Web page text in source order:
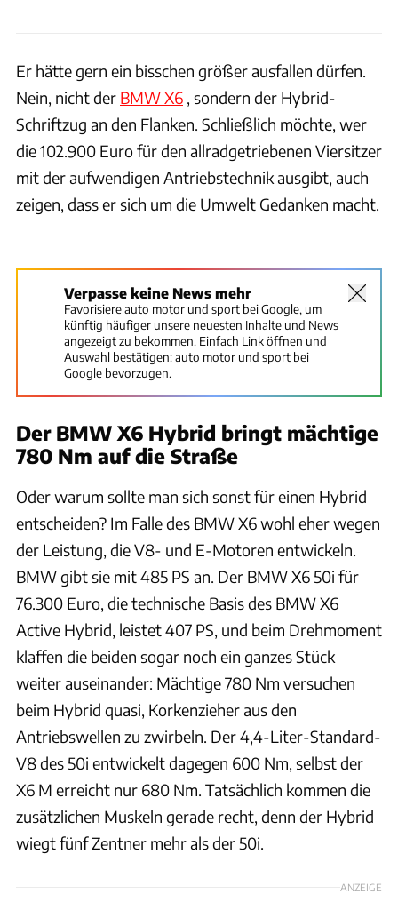
Er hätte gern ein bisschen größer ausfallen dürfen.
Nein, nicht der BMW X6 , sondern der Hybrid-
Schriftzug an den Flanken. Schließlich möchte, wer
die 102.900 Euro für den allradgetriebenen Viersitzer
mit der aufwendigen Antriebstechnik ausgibt, auch
zeigen, dass er sich um die Umwelt Gedanken macht.
Verpasse keine News mehr
Favorisiere auto motor und sport bei Google, um
künftig häufiger unsere neuesten Inhalte und News
angezeigt zu bekommen. Einfach Link öffnen und
Auswahl bestätigen:auto motor und sport bei
Google bevorzugen.
Der BMW X6 Hybrid bringt mächtige
780 Nm auf die Straße
Oder warum sollte man sich sonst für einen Hybrid
entscheiden? Im Falle des BMW X6 wohl eher wegen
der Leistung, die V8- und E-Motoren entwickeln.
BMW gibt sie mit 485 PS an. Der BMW X6 50i für
76.300 Euro, die technische Basis des BMW X6
Active Hybrid, leistet 407 PS, und beim Drehmoment
klaffen die beiden sogar noch ein ganzes Stück
weiter auseinander: Mächtige 780 Nm versuchen
beim Hybrid quasi, Korkenzieher aus den
Antriebswellen zu zwirbeln. Der 4,4-Liter-Standard-
V8 des 50i entwickelt dagegen 600 Nm, selbst der
X6 M erreicht nur 680 Nm. Tatsächlich kommen die
zusätzlichen Muskeln gerade recht, denn der Hybrid
wiegt fünf Zentner mehr als der 50i.
ANZEIGE